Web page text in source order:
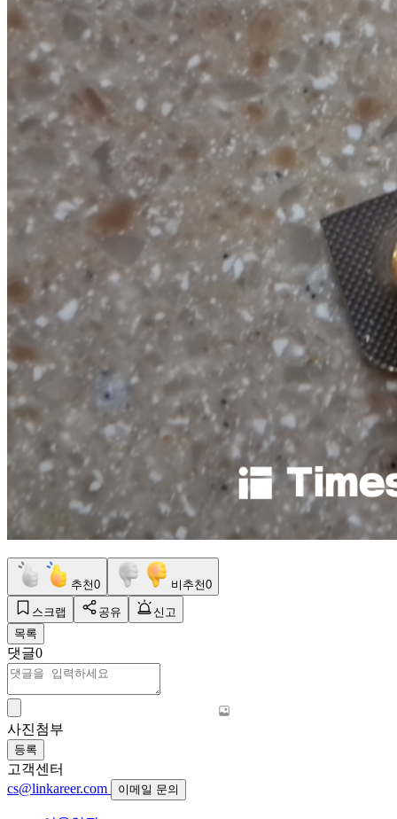
추천0 비추천0
스크랩 공유
신고
목록
댓글0
사진첨부
등록
고객센터
cs@linkareer.com
이메일 문의